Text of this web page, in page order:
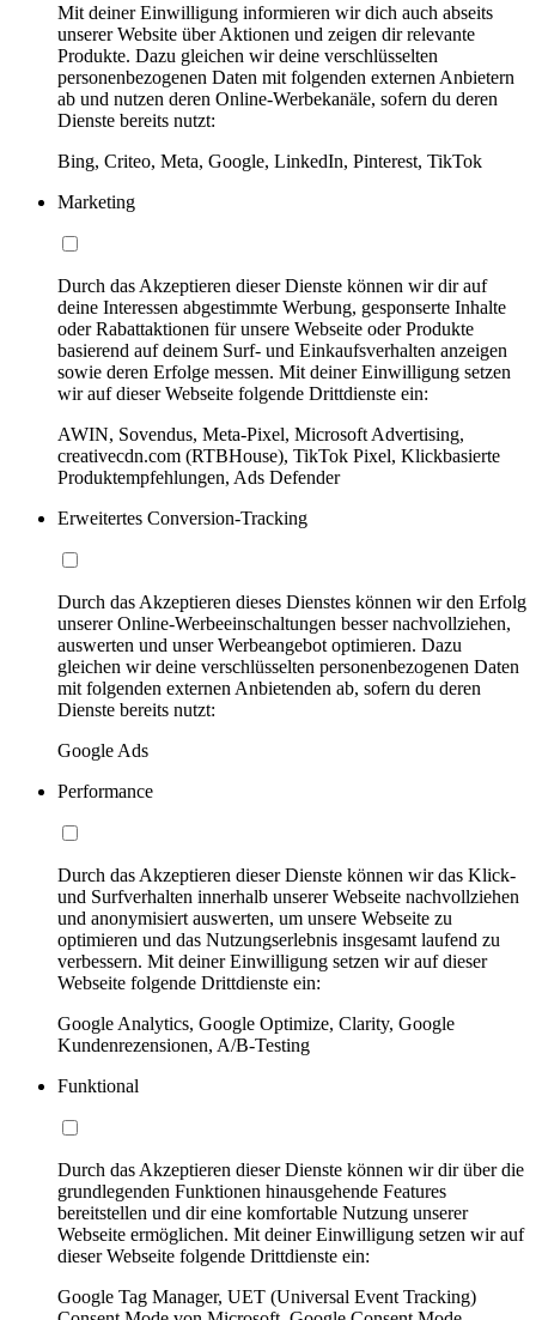
Mit deiner Einwilligung informieren wir dich auch abseits
unserer Website über Aktionen und zeigen dir relevante
Produkte. Dazu gleichen wir deine verschlüsselten
personenbezogenen Daten mit folgenden externen Anbietern
ab und nutzen deren Online-Werbekanäle, sofern du deren
Dienste bereits nutzt:
Bing, Criteo, Meta, Google, LinkedIn, Pinterest, TikTok
Marketing
Durch das Akzeptieren dieser Dienste können wir dir auf
deine Interessen abgestimmte Werbung, gesponserte Inhalte
oder Rabattaktionen für unsere Webseite oder Produkte
basierend auf deinem Surf- und Einkaufsverhalten anzeigen
sowie deren Erfolge messen. Mit deiner Einwilligung setzen
wir auf dieser Webseite folgende Drittdienste ein:
AWIN, Sovendus, Meta-Pixel, Microsoft Advertising,
creativecdn.com (RTBHouse), TikTok Pixel, Klickbasierte
Produktempfehlungen, Ads Defender
Erweitertes Conversion-Tracking
Durch das Akzeptieren dieses Dienstes können wir den Erfolg
unserer Online-Werbeeinschaltungen besser nachvollziehen,
auswerten und unser Werbeangebot optimieren. Dazu
gleichen wir deine verschlüsselten personenbezogenen Daten
mit folgenden externen Anbietenden ab, sofern du deren
Dienste bereits nutzt:
Google Ads
Performance
Durch das Akzeptieren dieser Dienste können wir das Klick-
und Surfverhalten innerhalb unserer Webseite nachvollziehen
und anonymisiert auswerten, um unsere Webseite zu
optimieren und das Nutzungserlebnis insgesamt laufend zu
verbessern. Mit deiner Einwilligung setzen wir auf dieser
Webseite folgende Drittdienste ein:
Google Analytics, Google Optimize, Clarity, Google
Kundenrezensionen, A/B-Testing
Funktional
Durch das Akzeptieren dieser Dienste können wir dir über die
grundlegenden Funktionen hinausgehende Features
bereitstellen und dir eine komfortable Nutzung unserer
Webseite ermöglichen. Mit deiner Einwilligung setzen wir auf
dieser Webseite folgende Drittdienste ein:
Google Tag Manager, UET (Universal Event Tracking)